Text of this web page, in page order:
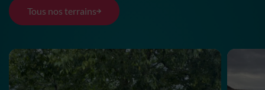
Tous nos terrains